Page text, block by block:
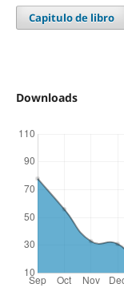
Capitulo de libro
Downloads